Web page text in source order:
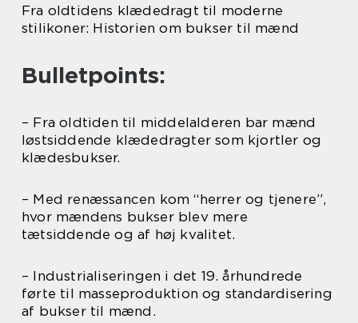
Fra oldtidens klædedragt til moderne
stilikoner: Historien om bukser til mænd
Bulletpoints:
– Fra oldtiden til middelalderen bar mænd
løstsiddende klædedragter som kjortler og
klædesbukser.
– Med renæssancen kom “herrer og tjenere”,
hvor mændens bukser blev mere
tætsiddende og af høj kvalitet.
– Industrialiseringen i det 19. århundrede
førte til masseproduktion og standardisering
af bukser til mænd.